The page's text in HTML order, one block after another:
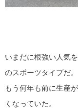
いまだに根強い人気
のスポーツタイプだ。
もう何年も前に生産
くなっていた。